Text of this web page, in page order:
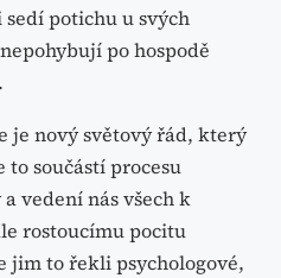
potichu u svých
po hospodě
je nový světový řád, který
součástí procesu
vedení nás všech k
rostoucímu pocitu
jim to řekli psychologové,